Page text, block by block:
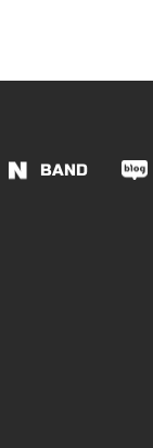
BAND